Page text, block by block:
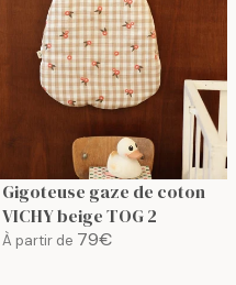
€
Gigoteuse gaze de coton
VICHY beige TOG 2
À partir de R
79€